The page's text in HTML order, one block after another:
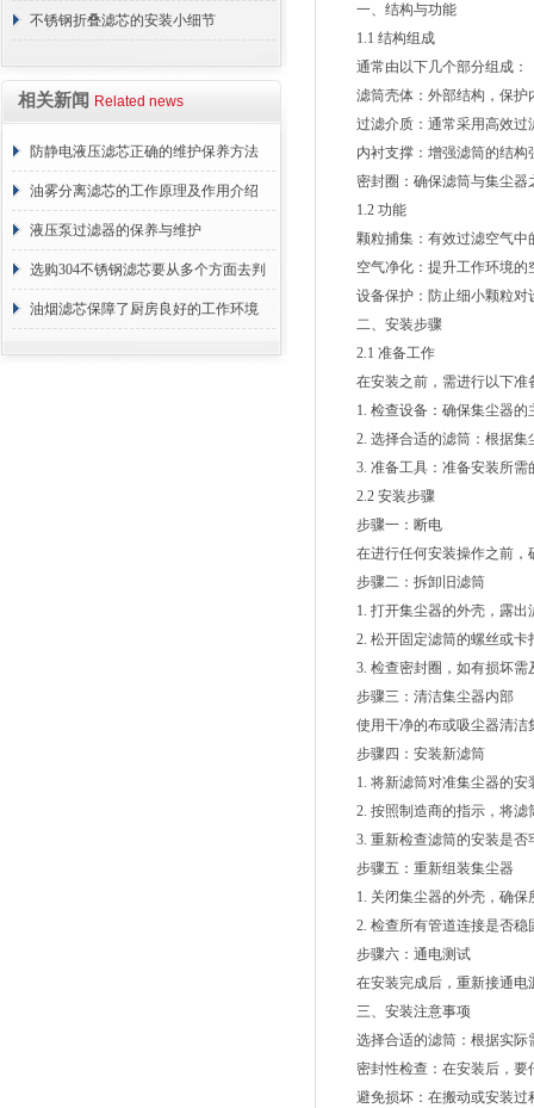
不锈钢折叠滤芯的安装小细节
相关新闻 Related news
防静电液压滤芯正确的维护保养方法
油雾分离滤芯的工作原理及作用介绍
液压泵过滤器的保养与维护
选购304不锈钢滤芯要从多个方面去判
断
油烟滤芯保障了厨房良好的工作环境
一、结构与功能
1.1 结构组成
通常由以下几个部分组成：
滤筒壳体：外部结构，保护
过滤介质：通常采用高效过
内衬支撑：增强滤筒的结构
密封圈：确保滤筒与集尘器
1.2 功能
颗粒捕集：有效过滤空气中
空气净化：提升工作环境的
设备保护：防止细小颗粒对
二、安装步骤
2.1 准备工作
在安装之前，需进行以下准
1. 检查设备：确保集尘器的
2. 选择合适的滤筒：根据集
3. 准备工具：准备安装所需
2.2 安装步骤
步骤一：断电
在进行任何安装操作之前，
步骤二：拆卸旧滤筒
1. 打开集尘器的外壳，露出
2. 松开固定滤筒的螺丝或卡
3. 检查密封圈，如有损坏需
步骤三：清洁集尘器内部
使用干净的布或吸尘器清洁
步骤四：安装新滤筒
1. 将新滤筒对准集尘器的安
2. 按照制造商的指示，将滤
3. 重新检查滤筒的安装是否
步骤五：重新组装集尘器
1. 关闭集尘器的外壳，确保
2. 检查所有管道连接是否稳
步骤六：通电测试
在安装完成后，重新接通电
三、安装注意事项
选择合适的滤筒：根据实际
密封性检查：在安装后，要
避免损坏：在搬动或安装过